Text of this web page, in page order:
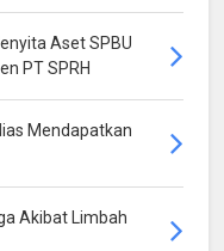
Aset SPBU
PT SPRH
Mendapatkan
Akibat Limbah